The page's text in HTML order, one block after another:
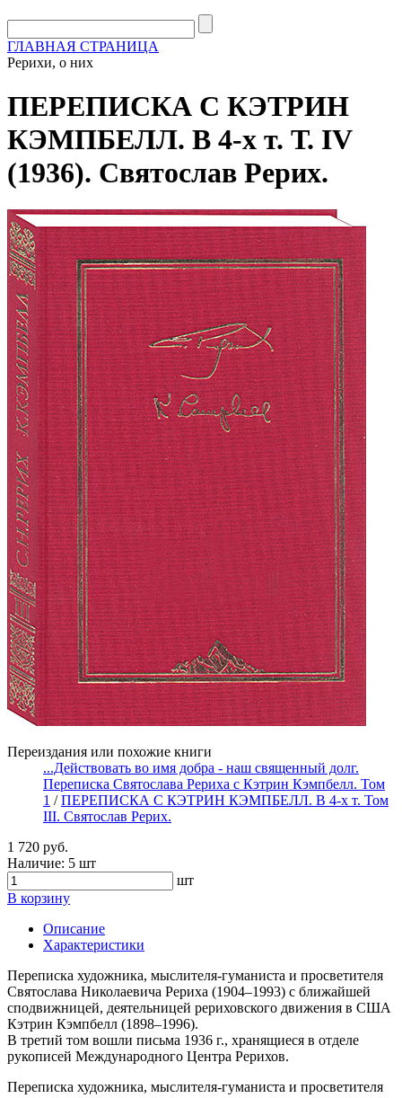
ГЛАВНАЯ СТРАНИЦА
Рерихи, о них
ПЕРЕПИСКА С КЭТРИН
КЭМПБЕЛЛ. В 4-х т. Т. IV
(1936). Святослав Рерих.
Переиздания или похожие книги
...Действовать во имя добра - наш священный долг.
Переписка Святослава Рериха с Кэтрин Кэмпбелл. Том
1 /ПЕРЕПИСКА С КЭТРИН КЭМПБЕЛЛ. В 4-х т. Том
III. Святослав Рерих.
1 720 руб.
Наличие: 5 шт
шт
В корзину
Описание
Характеристики
Переписка художника, мыслителя-гуманиста и просветителя
Святослава Николаевича Рериха (1904–1993) с ближайшей
сподвижницей, деятельницей рериховского движения в США
Кэтрин Кэмпбелл (1898–1996).
В третий том вошли письма 1936 г., хранящиеся в отделе
рукописей Международного Центра Рерихов.
Переписка художника, мыслителя-гуманиста и просветителя